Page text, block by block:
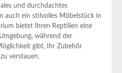
und durchdachtes
auch ein ‌stilvolles Möbelstück in
bietet Ihren Reptilien‍ eine
während der
gibt, Ihr Zubehör
verstauen.